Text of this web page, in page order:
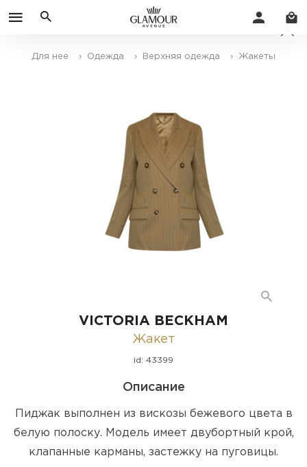
Для нее › Одежда › Верхняя одежда › Жакеты
VICTORIA BECKHAM
Жакет
id: 43399
Описание
Пиджак выполнен из вискозы бежевого цвета в
белую полоску. Модель имеет двубортный крой,
клапанные карманы, застежку на пуговицы.